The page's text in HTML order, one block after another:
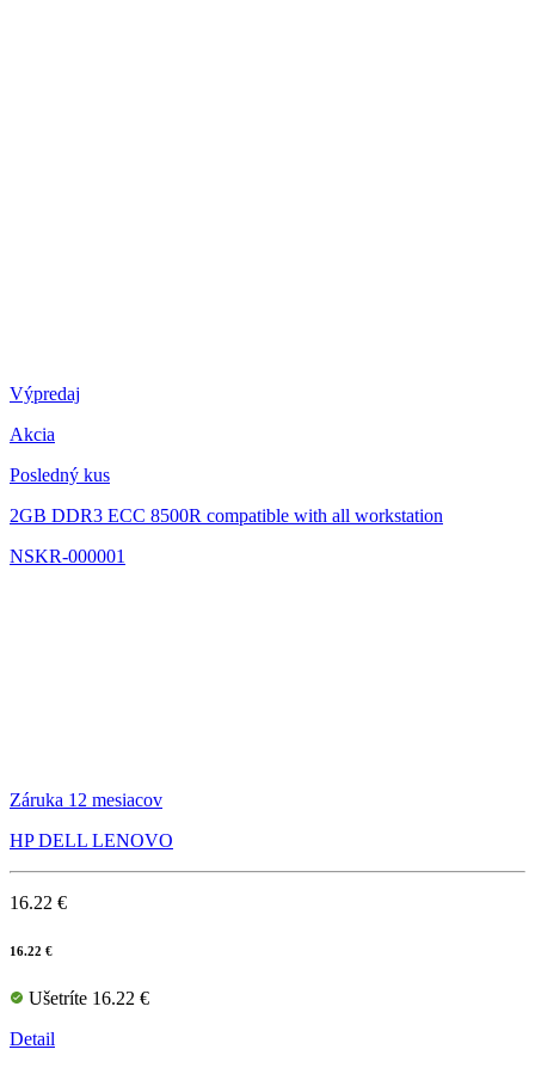
Výpredaj
Akcia
Posledný kus
2GB DDR3 ECC 8500R compatible with all workstation
NSKR-000001
Záruka 12 mesiacov
HP DELL LENOVO
16.22 €
16.22 €
Ušetríte 16.22 €
Detail